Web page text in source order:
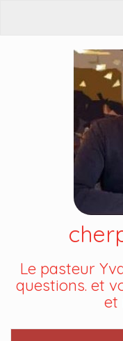
Le pasteur
questions. et
et